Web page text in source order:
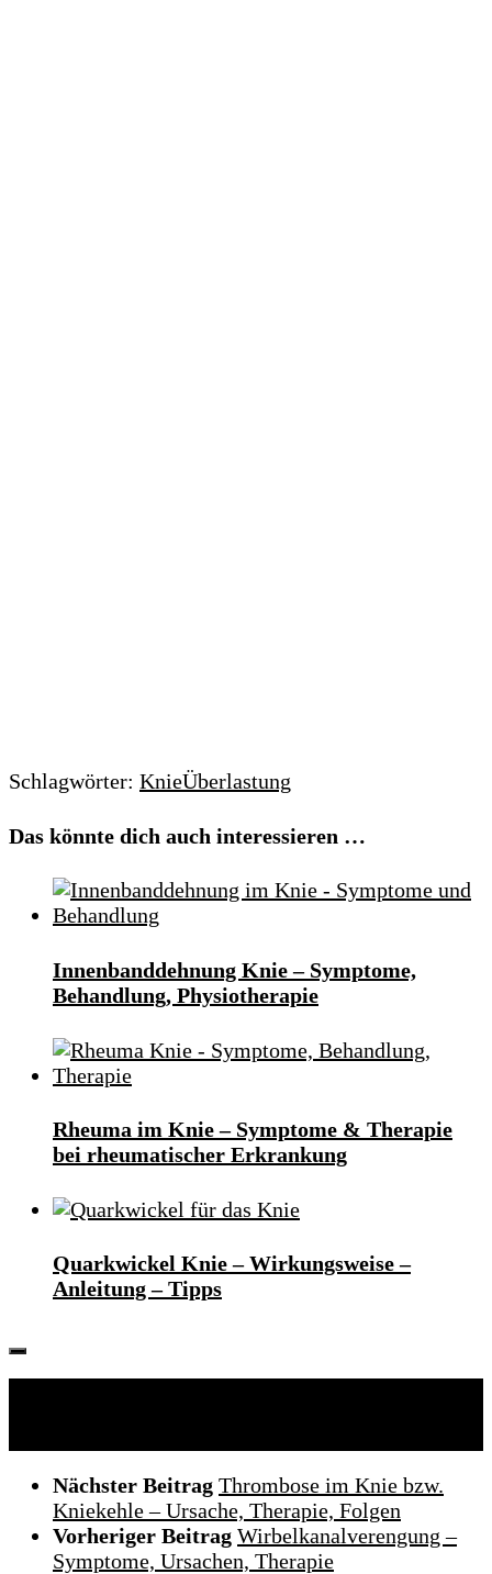
Schlagwörter: KnieÜberlastung
Das könnte dich auch interessieren …
Innenbanddehnung Knie – Symptome,
Behandlung, Physiotherapie
Rheuma im Knie – Symptome & Therapie
bei rheumatischer Erkrankung
Quarkwickel Knie – Wirkungsweise –
Anleitung – Tipps
Nächster Beitrag Thrombose im Knie bzw.
Kniekehle – Ursache, Therapie, Folgen
Vorheriger Beitrag Wirbelkanalverengung –
Symptome, Ursachen, Therapie